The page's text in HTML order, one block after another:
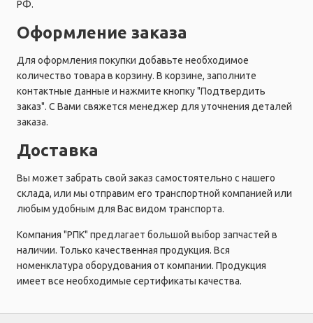
РФ.
Оформление заказа
Для оформления покупки добавьте необходимое
количество товара в корзину. В корзине, заполните
контактные данные и нажмите кнопку "Подтвердить
заказ". С Вами свяжется менеджер для уточнения деталей
заказа.
Доставка
Вы может забрать свой заказ самостоятельно с нашего
склада, или мы отправим его транспортной компанией или
любым удобным для Вас видом транспорта.
Компания "РПК" предлагает большой выбор запчастей в
наличии. Только качественная продукция. Вся
номенклатура оборудования от компании. Продукция
имеет все необходимые сертификаты качества.